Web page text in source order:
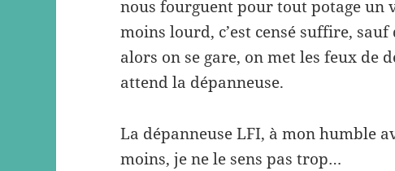
nous fourguent pour tout potage un
moins lourd, c’est censé suffire, sauf
alors on se gare, on met les feux de
attend la dépanneuse.
La dépanneuse LFI, à mon humble
moins, je ne le sens pas trop…